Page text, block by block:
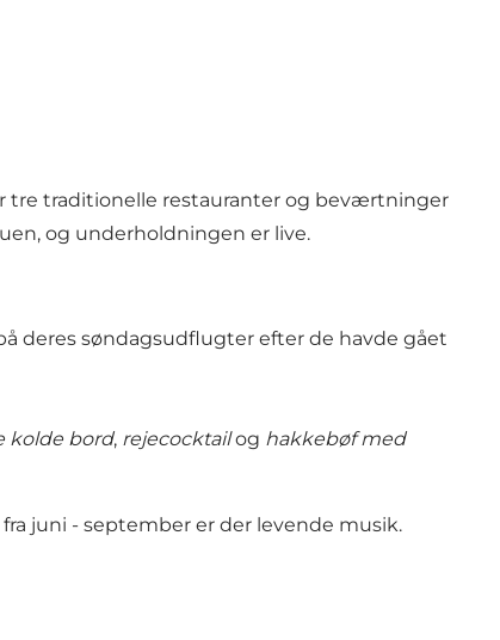
tre traditionelle restauranter og beværtninger
og underholdningen er live.
deres søndagsudflugter efter de havde gået
kolde bord, rejecocktailog hakkebøf med
juni - september er der levende musik.